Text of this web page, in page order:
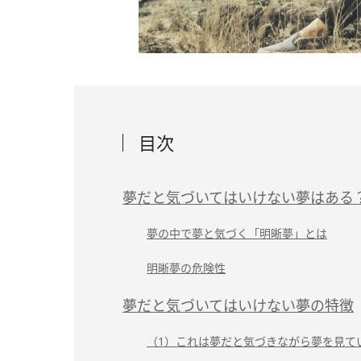
目次
夢だと気づいてはいけない夢はある
夢の中で夢と気づく「明晰夢」とは
明晰夢の危険性
夢だと気づいてはいけない夢の特徴
（1）これは夢だと気づきながら夢を見て